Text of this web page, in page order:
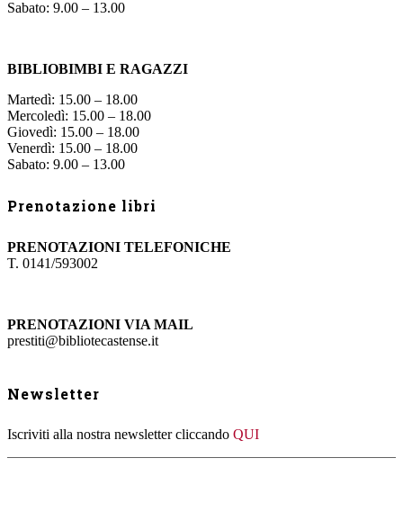
Sabato: 9.00 – 13.00
BIBLIOBIMBI E RAGAZZI
Martedì: 15.00 – 18.00
Mercoledì: 15.00 – 18.00
Giovedì: 15.00 – 18.00
Venerdì: 15.00 – 18.00
Sabato: 9.00 – 13.00
Prenotazione libri
PRENOTAZIONI TELEFONICHE
T. 0141/593002
PRENOTAZIONI VIA MAIL
prestiti@bibliotecastense.it
Newsletter
Iscriviti alla nostra newsletter cliccando QUI